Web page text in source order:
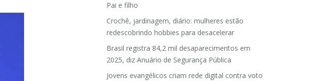
Pai e filho
Crochê, jardinagem, diário: mulheres estão
redescobrindo hobbies para desacelerar
Brasil registra 84,2 mil desaparecimentos em
2025, diz Anuário de Segurança Pública
Jovens evangélicos criam rede digital contra voto